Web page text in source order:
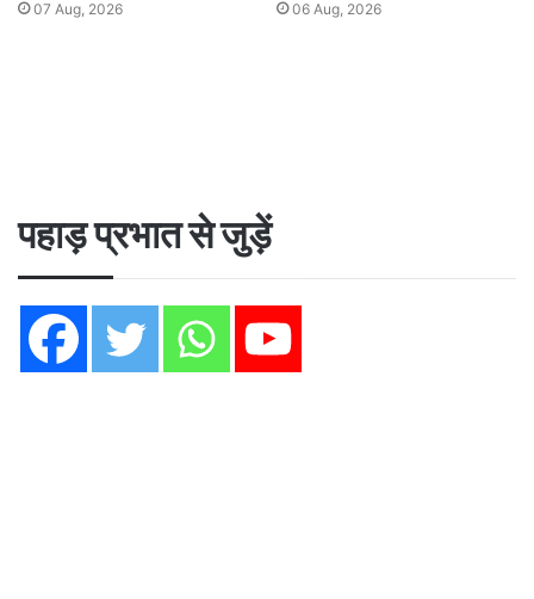
07 Aug, 2026 06 Aug, 2026
पहाड़ प्रभात से जुड़ें